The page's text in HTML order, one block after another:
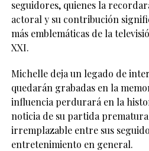
seguidores, quienes la
actoral y su contribución
más emblemáticas de la
XXI.
Michelle deja un legado de
quedarán grabadas en la
influencia perdurará en la
noticia de su partida
irremplazable entre sus
entretenimiento en general.